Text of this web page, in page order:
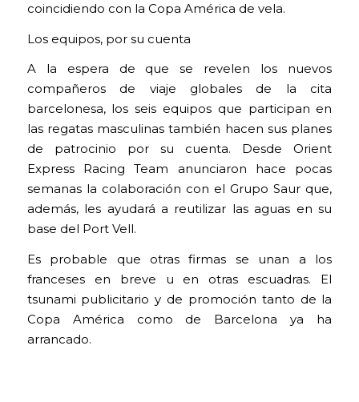
coincidiendo con la Copa América de vela.
Los equipos, por su cuenta
A la espera de que se revelen los nuevos
compañeros de viaje globales de la cita
barcelonesa, los seis equipos que participan en
las regatas masculinas también hacen sus planes
de patrocinio por su cuenta. Desde Orient
Express Racing Team anunciaron hace pocas
semanas la colaboración con el Grupo Saur que,
además, les ayudará a reutilizar las aguas en su
base del Port Vell.
Es probable que otras firmas se unan a los
franceses en breve u en otras escuadras. El
tsunami publicitario y de promoción tanto de la
Copa América como de Barcelona ya ha
arrancado.